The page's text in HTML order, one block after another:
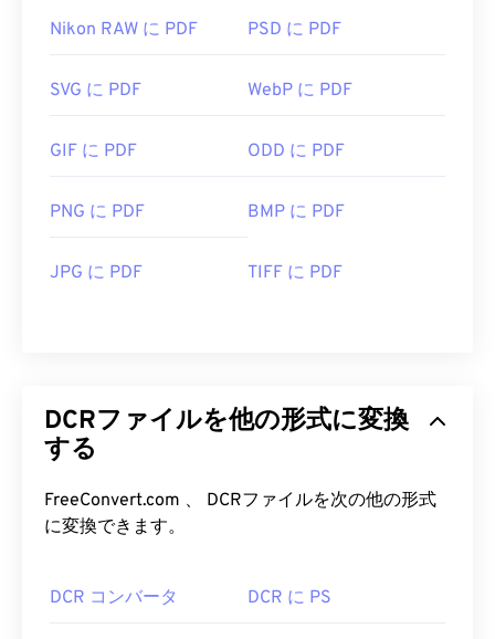
Nikon RAW に PDF PSD に PDF
SVG に PDF WebP に PDF
GIF に PDF ODD に PDF
PNG に PDF BMP に PDF
JPG に PDF TIFF に PDF
DCRファイルを他の形式に変換
する
FreeConvert.com 、 DCRファイルを次の他の形式
に変換できます。
DCR コンバータ DCR に PS